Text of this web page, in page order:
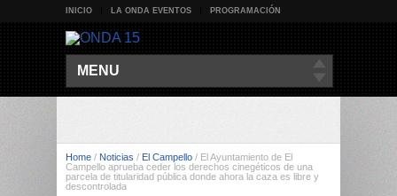
INICIO LA ONDA EVENTOS PROGRAMACIÓN
MENU
Home / Noticias / El Campello / El Ayuntamiento de El
Campello aprueba ceder los derechos cinegéticos de una
parcela de titularidad pública donde ahora la caza es libre y
descontrolada